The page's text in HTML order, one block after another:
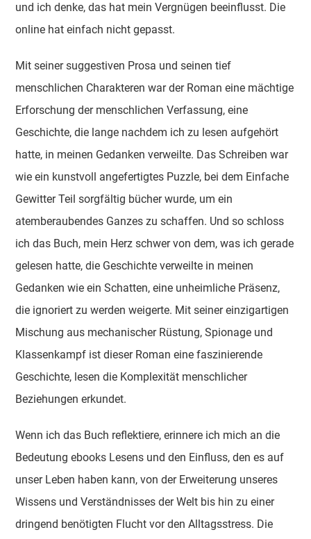
und ich denke, das hat mein Vergnügen beeinflusst. Die
online hat einfach nicht gepasst.
Mit seiner suggestiven Prosa und seinen tief
menschlichen Charakteren war der Roman eine mächtige
Erforschung der menschlichen Verfassung, eine
Geschichte, die lange nachdem ich zu lesen aufgehört
hatte, in meinen Gedanken verweilte. Das Schreiben war
wie ein kunstvoll angefertigtes Puzzle, bei dem Einfache
Gewitter Teil sorgfältig bücher wurde, um ein
atemberaubendes Ganzes zu schaffen. Und so schloss
ich das Buch, mein Herz schwer von dem, was ich gerade
gelesen hatte, die Geschichte verweilte in meinen
Gedanken wie ein Schatten, eine unheimliche Präsenz,
die ignoriert zu werden weigerte. Mit seiner einzigartigen
Mischung aus mechanischer Rüstung, Spionage und
Klassenkampf ist dieser Roman eine faszinierende
Geschichte, lesen die Komplexität menschlicher
Beziehungen erkundet.
Wenn ich das Buch reflektiere, erinnere ich mich an die
Bedeutung ebooks Lesens und den Einfluss, den es auf
unser Leben haben kann, von der Erweiterung unseres
Wissens und Verständnisses der Welt bis hin zu einer
dringend benötigten Flucht vor den Alltagsstress. Die